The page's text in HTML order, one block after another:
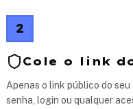
2
Cole o link
Apenas o link público do seu
senha, login ou qualquer